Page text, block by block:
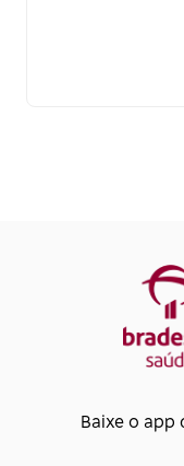
Baixe o app